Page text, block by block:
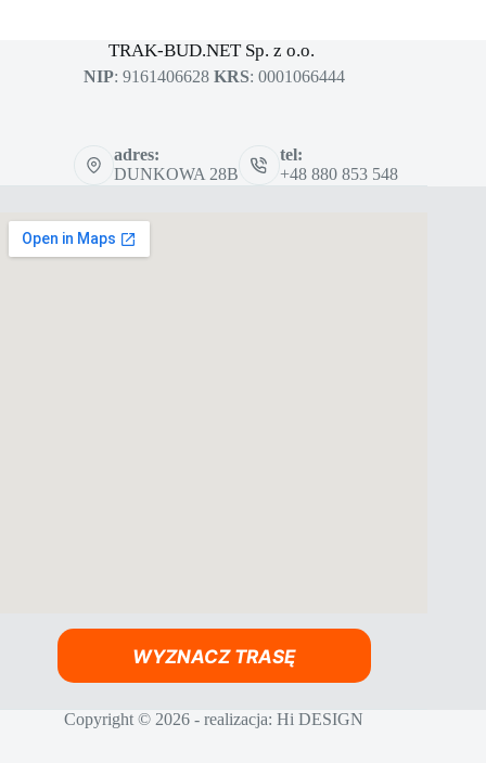
TRAK-BUD.NET Sp. z o.o.
NIP: 9161406628 KRS: 0001066444
adres:
DUNKOWA 28B
tel:
+48 880 853 548
WYZNACZ TRASĘ
Copyright © 2026 - realizacja:Hi DESIGN